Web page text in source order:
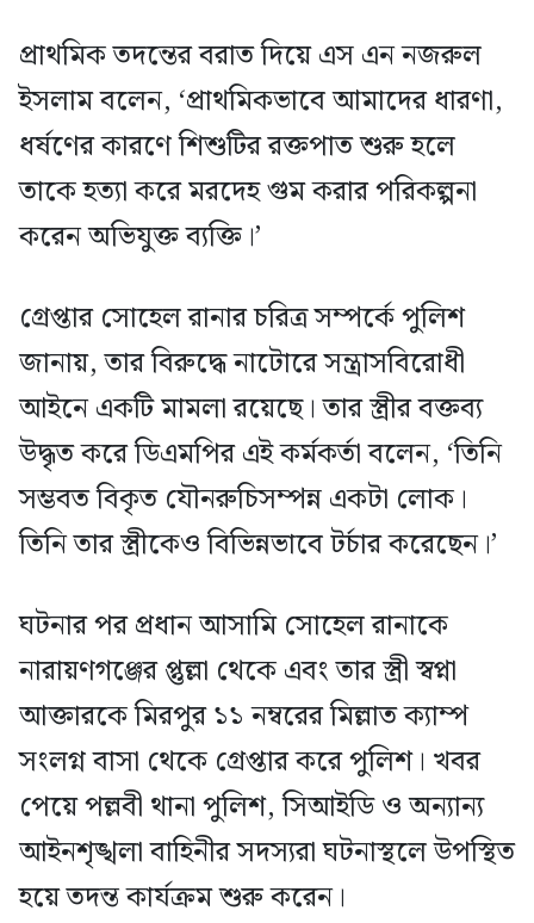
প্রাথমিক তদন্তের বরাত দিয়ে এস এন নজরুল
ইসলাম বলেন, ‘প্রাথমিকভাবে আমাদের ধারণা,
ধর্ষণের কারণে শিশুটির রক্তপাত শুরু হলে
তাকে হত্যা করে মরদেহ গুম করার পরিকল্পনা
করেন অভিযুক্ত ব্যক্তি।’
গ্রেপ্তার সোহেল রানার চরিত্র সম্পর্কে পুলিশ
জানায়, তার বিরুদ্ধে নাটোরে সন্ত্রাসবিরোধী
আইনে একটি মামলা রয়েছে। তার স্ত্রীর বক্তব্য
উদ্ধৃত করে ডিএমপির এই কর্মকর্তা বলেন, ‘তিনি
সম্ভবত বিকৃত যৌনরুচিসম্পন্ন একটা লোক।
তিনি তার স্ত্রীকেও বিভিন্নভাবে টর্চার করেছেন।’
ঘটনার পর প্রধান আসামি সোহেল রানাকে
নারায়ণগঞ্জের প্তুল্লা থেকে এবং তার স্ত্রী স্বপ্না
আক্তারকে মিরপুর ১১ নম্বরের মিল্লাত ক্যাম্প
সংলগ্ন বাসা থেকে গ্রেপ্তার করে পুলিশ। খবর
পেয়ে পল্লবী থানা পুলিশ, সিআইডি ও অন্যান্য
আইনশৃঙ্খলা বাহিনীর সদস্যরা ঘটনাস্থলে উপস্থিত
হয়ে তদন্ত কার্যক্রম শুরু করেন।